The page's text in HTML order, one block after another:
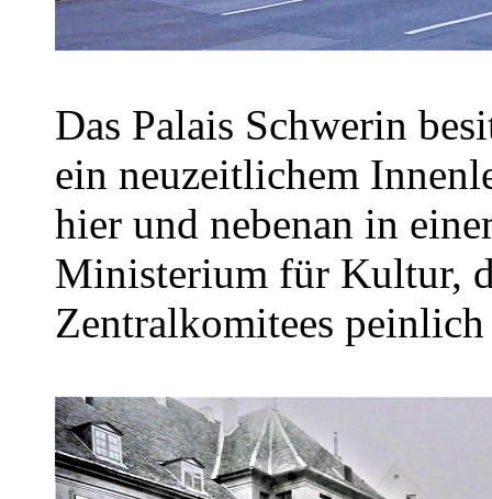
Das Palais Schwerin
ein neuzeitlichem
hier und nebenan in
Ministerium für Kultur,
Zentralkomitees